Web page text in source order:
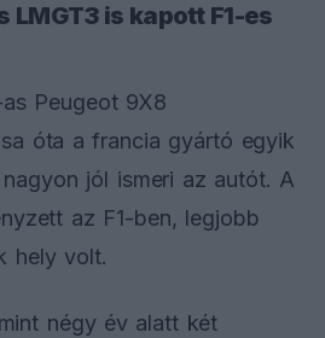
LMGT3 is kapott F1-es
Peugeot 9X8
óta a francia gyártó egyik
jól ismeri az autót. A
az F1-ben, legjobb
hely volt.
négy év alatt két